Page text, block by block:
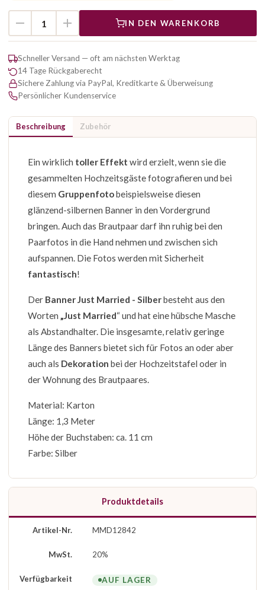
IN DEN WARENKORB
Schneller Versand — oft am nächsten Werktag
14 Tage Rückgaberecht
Sichere Zahlung via PayPal, Kreditkarte & Überweisung
Persönlicher Kundenservice
Beschreibung Zubehör
Ein wirklich toller Effekt wird erzielt, wenn sie die
gesammelten Hochzeitsgäste fotografieren und bei
diesem Gruppenfotobeispielsweise diesen
glänzend-silbernen Banner in den Vordergrund
bringen. Auch das Brautpaar darf ihn ruhig bei den
Paarfotos in die Hand nehmen und zwischen sich
aufspannen. Die Fotos werden mit Sicherheit
fantastisch!
Der Banner Just Married - Silberbesteht aus den
Worten „Just Married“ und hat eine hübsche Masche
als Abstandhalter. Die insgesamte, relativ geringe
Länge des Banners bietet sich für Fotos an oder aber
auch als Dekoration bei der Hochzeitstafel oder in
der Wohnung des Brautpaares.
Material: Karton
Länge: 1,3 Meter
Höhe der Buchstaben: ca. 11 cm
Farbe: Silber
Produktdetails
Artikel-Nr. MMD12842
MwSt. 20%
Verfügbarkeit AUF LAGER